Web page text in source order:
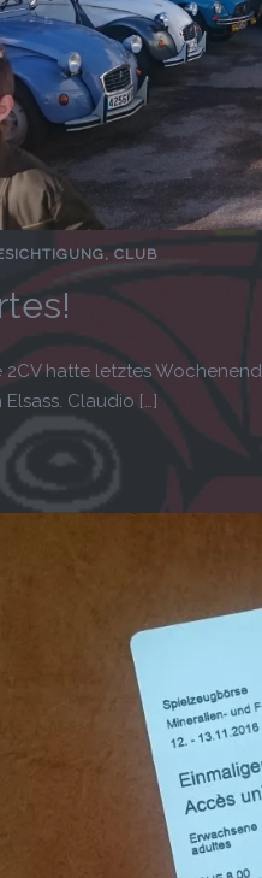
, CLUB
2CV hatte letztes
Claudio […]